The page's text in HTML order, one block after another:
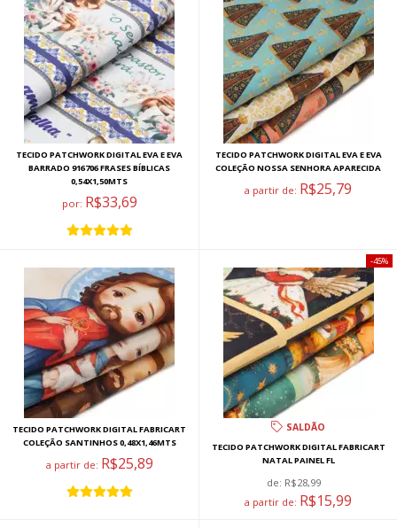
TECIDO PATCHWORK DIGITAL EVA E EVA
BARRADO 916706 FRASES BÍBLICAS
0,54X1,50MTS
por: R$33,69
TECIDO PATCHWORK DIGITAL EVA E EVA
COLEÇÃO NOSSA SENHORA APARECIDA
a partir de: R$25,79
TECIDO PATCHWORK DIGITAL FABRICART
COLEÇÃO SANTINHOS 0,48X1,46MTS
a partir de: R$25,89
SALDÃO
TECIDO PATCHWORK DIGITAL FABRICART
NATAL PAINEL FL
de: R$28,99
a partir de: R$15,99
45%